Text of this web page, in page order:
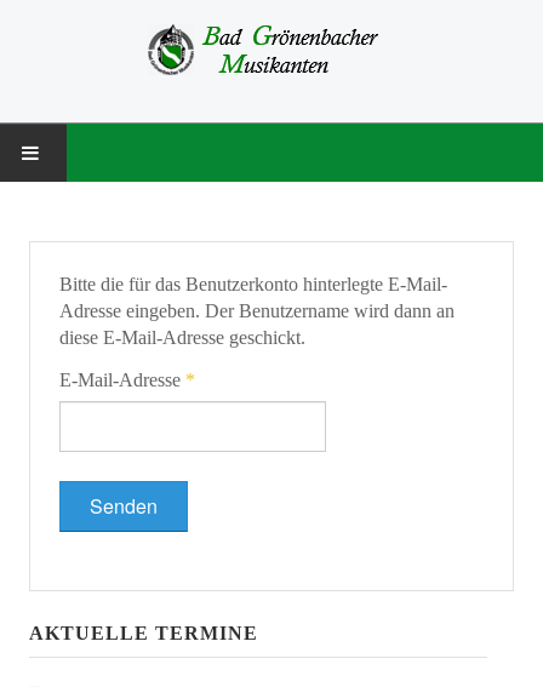
Über uns
Besetzung
Chronik
NACHWUCHS
TERMINE
GÖNNER
Bitte die für das Benutzerkonto hinterlegte E-Mail-
Adresse eingeben. Der Benutzername wird dann an
diese E-Mail-Adresse geschickt.
E-Mail-Adresse *
Senden
AKTUELLE TERMINE